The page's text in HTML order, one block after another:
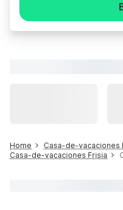
Home
Casa-de-vacaciones
Casa-de-vacaciones Frisia